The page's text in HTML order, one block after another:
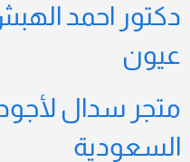
دكتور احمد
عيون
متجر سدال لأجود
السعودية